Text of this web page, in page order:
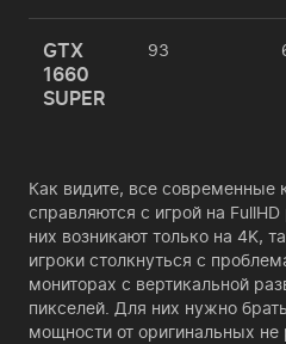
GTX
1660
SUPER
93
Как видите, все современные
справляются с игрой на
них возникают только на 4K,
игроки столкнуться с
мониторах с вертикальной
пикселей. Для них нужно
мощности от оригинальных не